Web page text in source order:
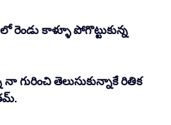
కాళ్ళూ పోగొట్టుకున్న
గురించి తెలుసుకున్నాకే రితిక